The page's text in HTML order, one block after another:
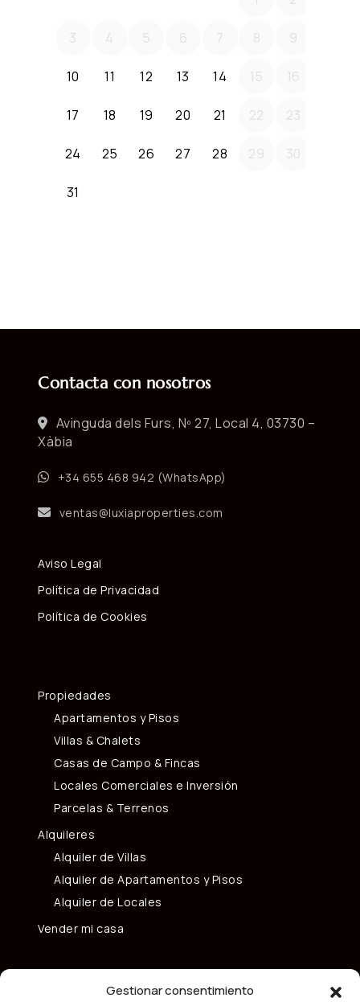
Gestionar consentimiento
Contacta con nosotros
Avinguda dels Furs, Nº 27, Local 4, 03730 –
Xàbia
+34 655 468 942 (WhatsApp)
ventas@luxiaproperties.com
Aviso Legal
Política de Privacidad
Política de Cookies
Propiedades
Apartamentos y Pisos
Villas & Chalets
Casas de Campo & Fincas
Locales Comerciales e Inversión
Parcelas & Terrenos
Alquileres
Alquiler de Villas
Alquiler de Apartamentos y Pisos
Alquiler de Locales
Vender mi casa